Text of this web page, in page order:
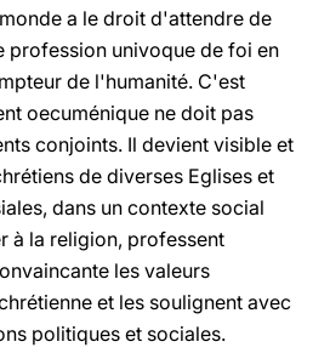
a le droit d'attendre de
profession univoque de foi en
de l'humanité. C'est
oecuménique ne doit pas
conjoints. Il devient visible et
de diverses Eglises et
dans un contexte social
à la religion, professent
les valeurs
et les soulignent avec
politiques et sociales.